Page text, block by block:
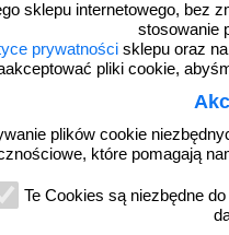
sklepu internetowego, bez
stosowanie
prywatności sklepu oraz
pliki cookie,
plików cookie
które pomagają
Te Cookies są niezbędne